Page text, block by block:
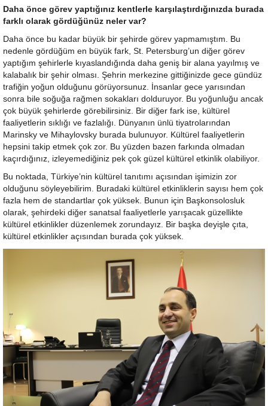
Daha önce görev yaptığınız kentlerle karşılaştırdığınızda burada
farklı olarak gördüğünüz neler var?
Daha önce bu kadar büyük bir şehirde görev yapmamıştım. Bu
nedenle gördüğüm en büyük fark, St. Petersburg’un diğer görev
yaptığım şehirlerle kıyaslandığında daha geniş bir alana yayılmış ve
kalabalık bir şehir olması. Şehrin merkezine gittiğinizde gece gündüz
trafiğin yoğun olduğunu görüyorsunuz. İnsanlar gece yarısından
sonra bile soğuğa rağmen sokakları dolduruyor. Bu yoğunluğu ancak
çok büyük şehirlerde görebilirsiniz. Bir diğer fark ise, kültürel
faaliyetlerin sıklığı ve fazlalığı. Dünyanın ünlü tiyatrolarından
Marinsky ve Mihaylovsky burada bulunuyor. Kültürel faaliyetlerin
hepsini takip etmek çok zor. Bu yüzden bazen farkında olmadan
kaçırdığınız, izleyemediğiniz pek çok güzel kültürel etkinlik olabiliyor.
Bu noktada, Türkiye’nin kültürel tanıtımı açısından işimizin zor
olduğunu söyleyebilirim. Buradaki kültürel etkinliklerin sayısı hem çok
fazla hem de standartlar çok yüksek. Bunun için Başkonsolosluk
olarak, şehirdeki diğer sanatsal faaliyetlerle yarışacak güzellikte
kültürel etkinlikler düzenlemek zorundayız. Bir başka deyişle çıta,
kültürel etkinlikler açısından burada çok yüksek.